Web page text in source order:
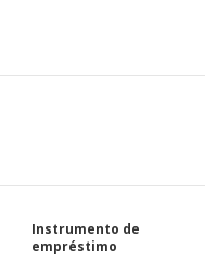
Instrumento de
empréstimo